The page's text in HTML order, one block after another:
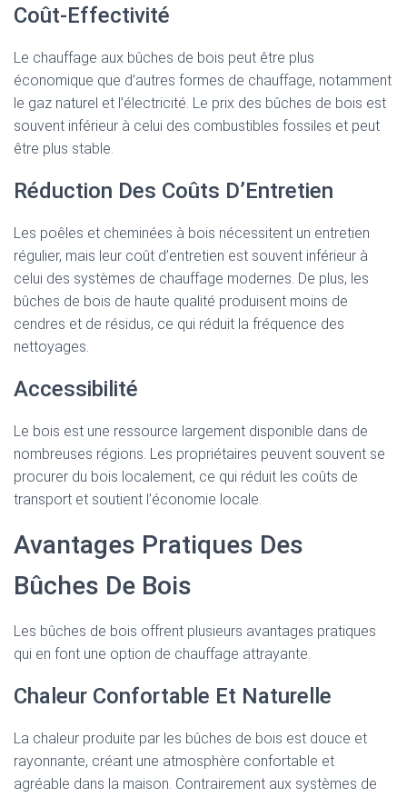
Coût-Effectivité
Le chauffage aux bûches de bois peut être plus
économique que d’autres formes de chauffage, notamment
le gaz naturel et l’électricité. Le prix des bûches de bois est
souvent inférieur à celui des combustibles fossiles et peut
être plus stable.
Réduction Des Coûts D’Entretien
Les poêles et cheminées à bois nécessitent un entretien
régulier, mais leur coût d’entretien est souvent inférieur à
celui des systèmes de chauffage modernes. De plus, les
bûches de bois de haute qualité produisent moins de
cendres et de résidus, ce qui réduit la fréquence des
nettoyages.
Accessibilité
Le bois est une ressource largement disponible dans de
nombreuses régions. Les propriétaires peuvent souvent se
procurer du bois localement, ce qui réduit les coûts de
transport et soutient l’économie locale.
Avantages Pratiques Des
Bûches De Bois
Les bûches de bois offrent plusieurs avantages pratiques
qui en font une option de chauffage attrayante.
Chaleur Confortable Et Naturelle
La chaleur produite par les bûches de bois est douce et
rayonnante, créant une atmosphère confortable et
agréable dans la maison. Contrairement aux systèmes de